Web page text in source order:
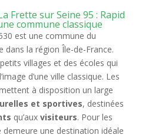
Frette sur Seine 95 : Rapid
commune classique
est une commune du
dans la région Île-de-France.
villages et des écoles qui
d’une ville classique. Les
à disposition un large
et sportives, destinées
qu’aux visiteurs. Pour les
demeure une destination idéale